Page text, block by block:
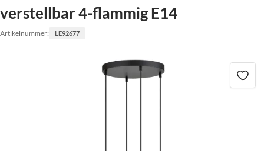
verstellbar 4-flammig E14
Artikelnummer: LE92677